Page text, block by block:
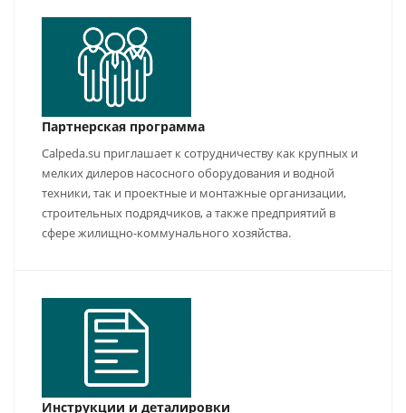
Партнерская программа
Calpeda.su приглашает к сотрудничеству как крупных и
мелких дилеров насосного оборудования и водной
техники, так и проектные и монтажные организации,
строительных подрядчиков, а также предприятий в
сфере жилищно-коммунального хозяйства.
Инструкции и деталировки